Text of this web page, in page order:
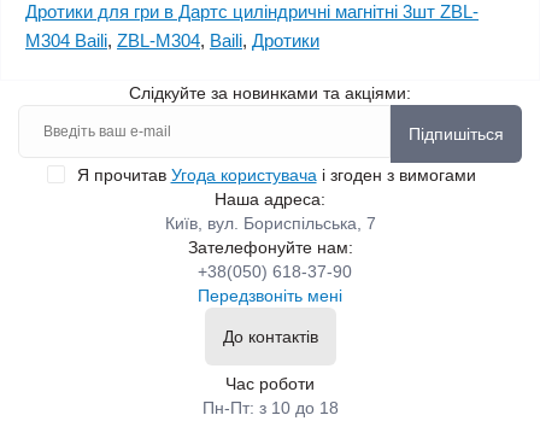
Дротики для гри в Дартс циліндричні магнітні 3шт ZBL-
M304 Baili, ZBL-M304, Baili, Дротики
Слідкуйте за новинками та акціями:
Підпишіться
Я прочитав Угода користувача і згоден з вимогами
Наша адреса:
Київ, вул. Бориспільська, 7
Зателефонуйте нам:
+38(050) 618-37-90
Передзвоніть мені
До контактів
Час роботи
Пн-Пт: з 10 до 18